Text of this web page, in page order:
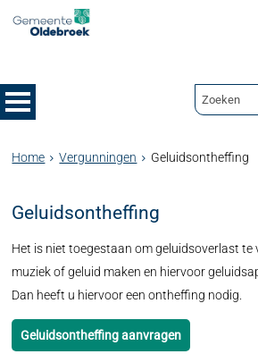
Home Vergunningen Geluidsontheffing
Geluidsontheffing
Het is niet toegestaan om geluidsoverlast te
muziek of geluid maken en hiervoor
Dan heeft u hiervoor een ontheffing nodig.
Geluidsontheffing aanvragen